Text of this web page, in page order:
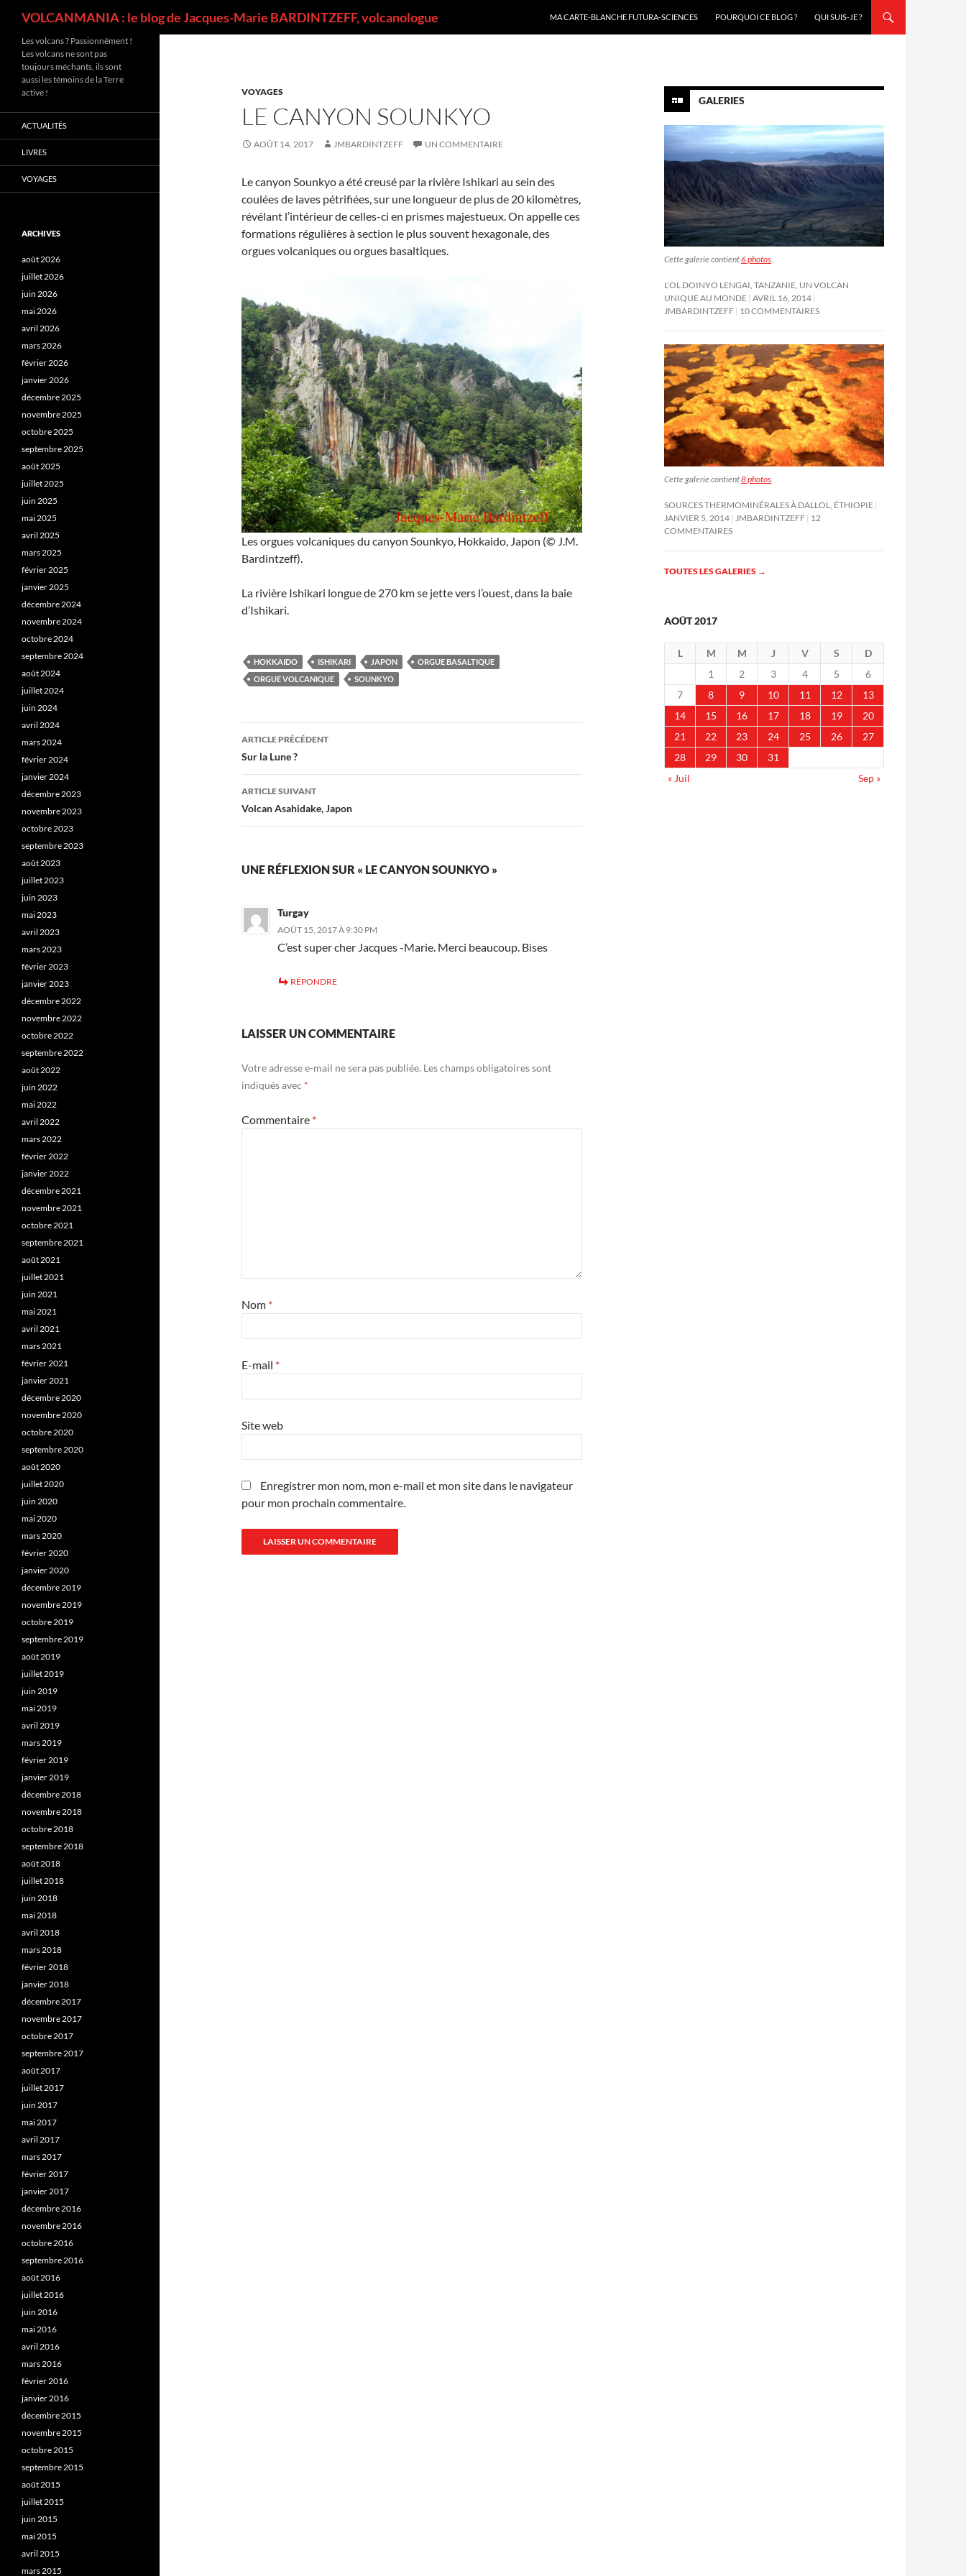
VOLCANMANIA : le blog de Jacques-Marie BARDINTZEFF, volcanologue
MA CARTE-BLANCHE FUTURA-SCIENCES
POURQUOI CE BLOG ? QUI SUIS-JE ?
VOYAGES
LE CANYON SOUNKYO
AOÛT 14, 2017 JMBARDINTZEFF UN COMMENTAIRE
Le canyon Sounkyo a été creusé par la rivière Ishikari au sein des
coulées de laves pétrifiées, sur une longueur de plus de 20 kilomètres,
révélant l’intérieur de celles-ci en prismes majestueux. On appelle ces
formations régulières à section le plus souvent hexagonale, des
orgues volcaniques ou orgues basaltiques.
Les orgues volcaniques du canyon Sounkyo, Hokkaido, Japon (© J.M.
Bardintzeff).
La rivière Ishikari longue de 270 km se jette vers l’ouest, dans la baie
d’Ishikari.
HOKKAIDO ISHIKARI JAPON
ORGUE BASALTIQUE
ORGUE VOLCANIQUE
SOUNKYO
Navigation
des
articles
ARTICLE PRÉCÉDENT
Sur la Lune ?
ARTICLE SUIVANT
Volcan Asahidake, Japon
UNE RÉFLEXION SUR « LE CANYON SOUNKYO »
Turgay
AOÛT 15, 2017 À 9:30 PM
C’est super cher Jacques -Marie. Merci beaucoup. Bises
RÉPONDRE
LAISSER UN COMMENTAIRE
Votre adresse e-mail ne sera pas publiée. Les champs obligatoires sont
indiqués avec *
Commentaire *
Nom *
E-mail *
Site web
Enregistrer mon nom, mon e-mail et mon site dans le navigateur
pour mon prochain commentaire.
GALERIES
Cette galerie contient6 photos.
L’OL DOINYO LENGAI, TANZANIE, UN VOLCAN
UNIQUE AU MONDE AVRIL 16, 2014
JMBARDINTZEFF 10 COMMENTAIRES
Cette galerie contient8 photos
SOURCES THERMOMINÉRALES À DALLOL, ÉTHIOPIE
JANVIER 5, 2014
JMBARDINTZEFF 12
COMMENTAIRES
TOUTES LES GALERIES →
AOÛT 2017
L M M J V S
D
1
2 3 4 5
6
7
8 9 10 11 12
13
14
15 16 17 18 19
20
21
22 23 24 25 26
27
28
29 30
31
« Juil
Sep »
Les volcans ? Passionnément !
Les volcans ne sont pas
toujours méchants, ils sont
aussi les témoins de la Terre
active !
ACTUALITÉS
LIVRES
VOYAGES
ARCHIVES
août 2026
juillet 2026
juin 2026
mai 2026
avril 2026
mars 2026
février 2026
janvier 2026
décembre 2025
novembre 2025
octobre 2025
septembre 2025
août 2025
juillet 2025
juin 2025
mai 2025
avril 2025
mars 2025
février 2025
janvier 2025
décembre 2024
novembre 2024
octobre 2024
septembre 2024
août 2024
juillet 2024
juin 2024
avril 2024
mars 2024
février 2024
janvier 2024
décembre 2023
novembre 2023
octobre 2023
septembre 2023
août 2023
juillet 2023
juin 2023
mai 2023
avril 2023
mars 2023
février 2023
janvier 2023
décembre 2022
novembre 2022
octobre 2022
septembre 2022
août 2022
juin 2022
mai 2022
avril 2022
mars 2022
février 2022
janvier 2022
décembre 2021
novembre 2021
octobre 2021
septembre 2021
août 2021
juillet 2021
juin 2021
mai 2021
avril 2021
mars 2021
février 2021
janvier 2021
décembre 2020
novembre 2020
octobre 2020
septembre 2020
août 2020
juillet 2020
juin 2020
mai 2020
mars 2020
février 2020
janvier 2020
décembre 2019
novembre 2019
octobre 2019
septembre 2019
août 2019
juillet 2019
juin 2019
mai 2019
avril 2019
mars 2019
février 2019
janvier 2019
décembre 2018
novembre 2018
octobre 2018
septembre 2018
août 2018
juillet 2018
juin 2018
mai 2018
avril 2018
mars 2018
février 2018
janvier 2018
décembre 2017
novembre 2017
octobre 2017
septembre 2017
août 2017
juillet 2017
juin 2017
mai 2017
avril 2017
mars 2017
février 2017
janvier 2017
décembre 2016
novembre 2016
octobre 2016
septembre 2016
août 2016
juillet 2016
juin 2016
mai 2016
avril 2016
mars 2016
février 2016
janvier 2016
décembre 2015
novembre 2015
octobre 2015
septembre 2015
août 2015
juillet 2015
juin 2015
mai 2015
avril 2015
mars 2015